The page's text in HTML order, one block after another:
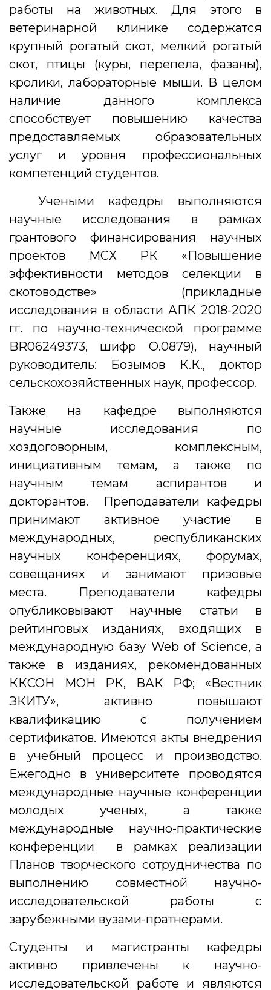
работы на животных. Для этого в
ветеринарной клинике содержатся
крупный рогатый скот, мелкий рогатый
скот, птицы (куры, перепела, фазаны),
кролики, лабораторные мыши. В целом
наличие данного комплекса
способствует повышению качества
предоставляемых образовательных
услуг и уровня профессиональных
компетенций студентов.
Учеными кафедры выполняются
научные исследования в рамках
грантового финансирования научных
проектов МСХ РК «Повышение
эффективности методов селекции в
скотоводстве» (прикладные
исследования в области АПК 2018-2020
гг. по научно-технической программе
BR06249373, шифр О.0879), научный
руководитель: Бозымов К.К., доктор
сельскохозяйственных наук, профессор.
Также на кафедре выполняются
научные исследования по
хоздоговорным, комплексным,
инициативным темам, а также по
научным темам аспирантов и
докторантов. Преподаватели кафедры
принимают активное участие в
международных, республиканских
научных конференциях, форумах,
совещаниях и занимают призовые
места. Преподаватели кафедры
опубликовывают научные статьи в
рейтинговых изданиях, входящих в
международную базу Web of Science, а
также в изданиях, рекомендованных
ККСОН МОН РК, ВАК РФ; «Вестник
ЗКИТУ», активно повышают
квалификацию с получением
сертификатов. Имеются акты внедрения
в учебный процесс и производство.
Ежегодно в университете проводятся
международные научные конференции
молодых ученых, а также
международные научно-практические
конференции в рамках реализации
Планов творческого сотрудничества по
выполнению совместной научно-
исследовательской работы с
зарубежными вузами-пратнерами.
Студенты и магистранты кафедры
активно привлечены к научно-
исследовательской работе и являются